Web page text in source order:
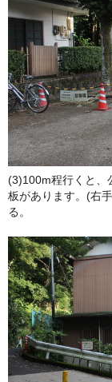
(3)100m程行くと、
板があります。(右
る。